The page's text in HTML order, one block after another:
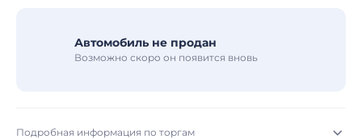
Автомобиль не продан
Возможно скоро он появится вновь
Подробная информация по торгам